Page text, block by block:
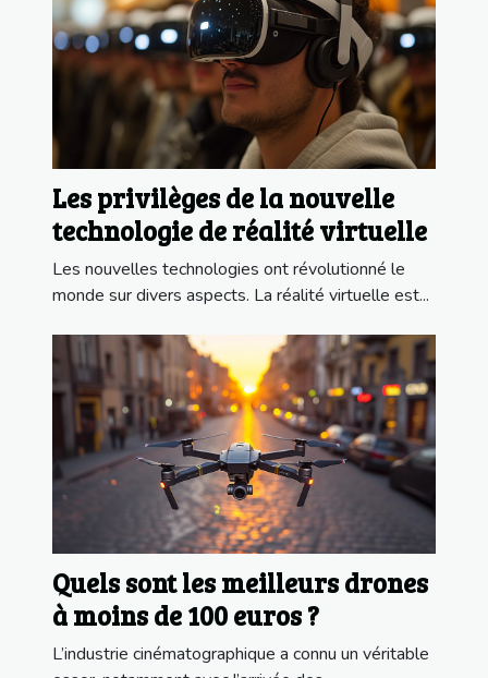
Les privilèges de la nouvelle
technologie de réalité virtuelle
Les nouvelles technologies ont révolutionné le
monde sur divers aspects. La réalité virtuelle est...
Quels sont les meilleurs drones
à moins de 100 euros ?
L’industrie cinématographique a connu un véritable